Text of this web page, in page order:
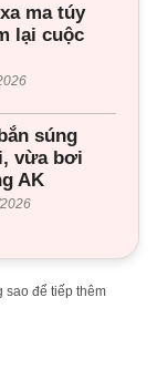
ma túy
lại cuộc
súng
vừa bơi
AK
sao để tiếp thêm